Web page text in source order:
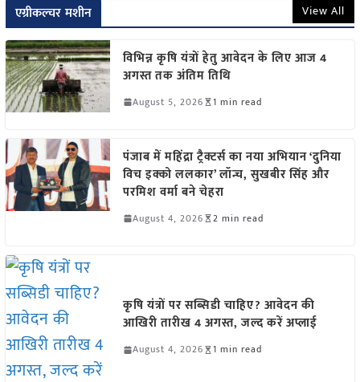
एग्रीकल्चर मशीन View All
विभिन्न कृषि यंत्रों हेतु आवेदन के लिए आज 4
अगस्त तक अंतिम तिथि
August 5, 2026 1 min read
पंजाब में महिंद्रा ट्रैक्टर्स का नया अभियान ‘दुनिया
विच इक्को ललकार’ लॉन्च, सुखबीर सिंह और
परमिश वर्मा बने चेहरा
August 4, 2026 2 min read
कृषि यंत्रों पर सब्सिडी चाहिए? आवेदन की
आखिरी तारीख 4 अगस्त, जल्द करें अप्लाई
August 4, 2026 1 min read